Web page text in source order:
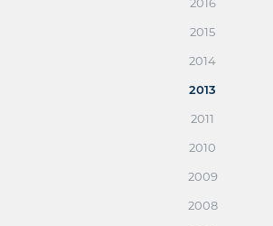
2015
2014
2013
2011
2010
2009
2008